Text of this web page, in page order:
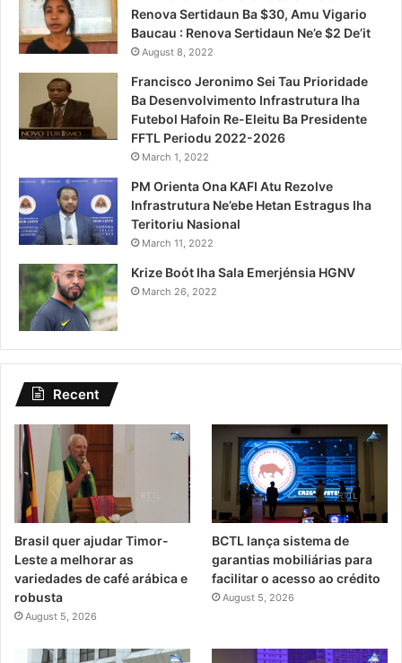
Renova Sertidaun Ba $30, Amu Vigario
Baucau : Renova Sertidaun Ne’e $2 De’it
August 8, 2022
Francisco Jeronimo Sei Tau Prioridade
Ba Desenvolvimento Infrastrutura Iha
Futebol Hafoin Re-Eleitu Ba Presidente
FFTL Periodu 2022-2026
March 1, 2022
PM Orienta Ona KAFI Atu Rezolve
Infrastrutura Ne’ebe Hetan Estragus Iha
Teritoriu Nasional
March 11, 2022
Krize Boót Iha Sala Emerjénsia HGNV
March 26, 2022
Recent
Brasil quer ajudar Timor-
Leste a melhorar as
variedades de café arábica e
robusta
August 5, 2026
BCTL lança sistema de
garantias mobiliárias para
facilitar o acesso ao crédito
August 5, 2026